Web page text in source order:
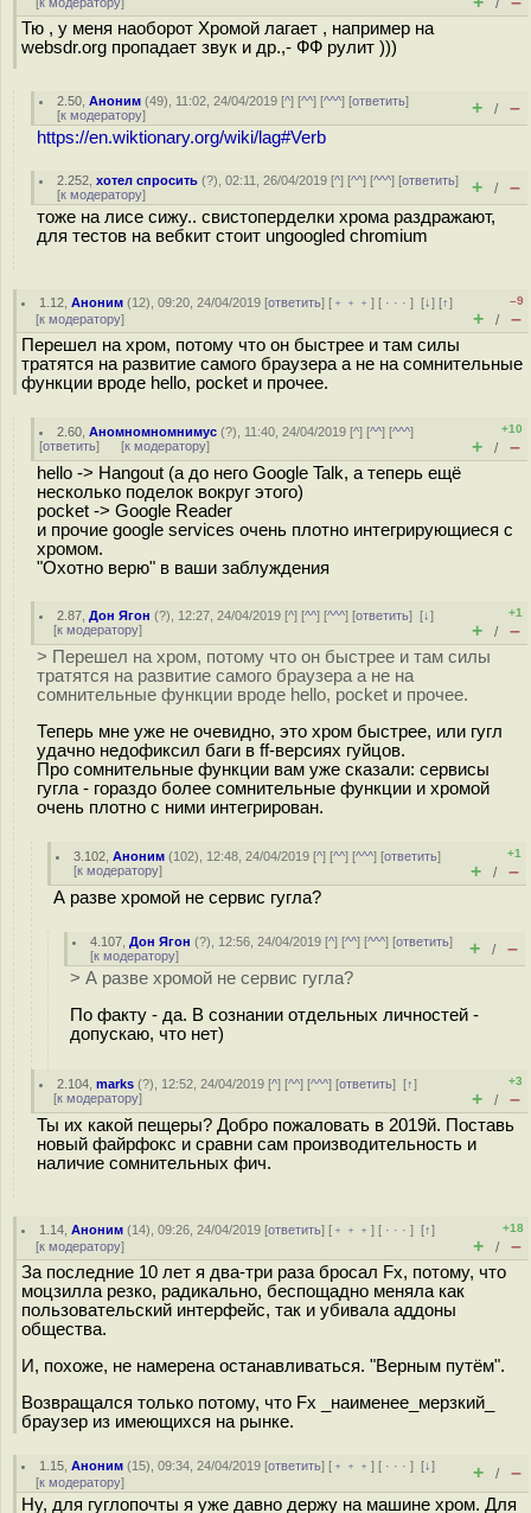
/
Тю , у меня наоборот Хромой лагает , например на
websdr.org пропадает звук и др.,- ФФ рулит )))
2.50 ,Аноним (49), 11:02, 24/04/2019 [^] [^^] [^^^] [ответить]
[к модератору] + / –
https://en.wiktionary.org/wiki/lag#Verb
2.252 ,хотел спросить (?), 02:11, 26/04/2019 [^] [^^] [^^^] [ответить]
[к модератору] + / –
тоже на лисе сижу.. свистоперделки хрома раздражают,
для тестов на вебкит стоит ungoogled chromium
1.12 ,Аноним (12), 09:20, 24/04/2019 [ответить] [ ﹢﹢﹢] [ · · ·][↓] [↑]
[к модератору]
–9
+ / –
Перешел на хром, потому что он быстрее и там силы
тратятся на развитие самого браузера а не на сомнительные
функции вроде hello, pocket и прочее.
2.60 ,Аномномномнимус (?), 11:40, 24/04/2019 [^] [^^] [^^^]
[ответить] [к модератору]
+10
+ / –
hello -> Hangout (а до него Google Talk, а теперь ещё
несколько поделок вокруг этого)
pocket -> Google Reader
и прочие google services очень плотно интегрирующиеся с
хромом.
"Охотно верю" в ваши заблуждения
2.87 ,Дон Ягон (?), 12:27, 24/04/2019 [^] [^^] [^^^] [ответить][↓]
[к модератору]
+1
+ / –
> Перешел на хром, потому что он быстрее и там силы
тратятся на развитие самого браузера а не на
сомнительные функции вроде hello, pocket и прочее.
Теперь мне уже не очевидно, это хром быстрее, или гугл
удачно недофиксил баги в ff-версиях гуйцов.
Про сомнительные функции вам уже сказали: сервисы
гугла - гораздо более сомнительные функции и хромой
очень плотно с ними интегрирован.
3.102 ,Аноним (102), 12:48, 24/04/2019 [^] [^^] [^^^] [ответить]
[к модератору]
+1
+ / –
А разве хромой не сервис гугла?
4.107 ,Дон Ягон (?), 12:56, 24/04/2019 [^] [^^] [^^^] [ответить]
[к модератору] + / –
> А разве хромой не сервис гугла?
По факту - да. В сознании отдельных личностей -
допускаю, что нет)
2.104 ,marks (?), 12:52, 24/04/2019 [^] [^^] [^^^] [ответить][↑]
[к модератору]
+3
+ / –
Ты их какой пещеры? Добро пожаловать в 2019й. Поставь
новый файрфокс и сравни сам производительность и
наличие сомнительных фич.
1.14 ,Аноним (14), 09:26, 24/04/2019 [ответить] [ ﹢﹢﹢] [ · · ·][↑]
[к модератору]
+18
+ / –
За последние 10 лет я два-три раза бросал Fx, потому, что
моцзилла резко, радикально, беспощадно меняла как
пользовательский интерфейс, так и убивала аддоны
общества.
И, похоже, не намерена останавливаться. "Верным путём".
Возвращался только потому, что Fx _наименее_мерзкий_
браузер из имеющихся на рынке.
1.15 ,Аноним (15), 09:34, 24/04/2019 [ответить] [ ﹢﹢﹢] [ · · ·][↓]
[к модератору] + / –
Ну, для гуглопочты я уже давно держу на машине хром. Для